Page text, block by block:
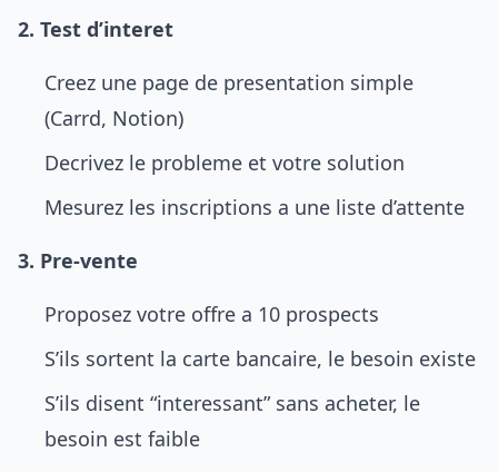
2. Test d’interet
Creez une page de presentation simple
(Carrd, Notion)
Decrivez le probleme et votre solution
Mesurez les inscriptions a une liste d’attente
3. Pre-vente
Proposez votre offre a 10 prospects
S’ils sortent la carte bancaire, le besoin existe
S’ils disent “interessant” sans acheter, le
besoin est faible